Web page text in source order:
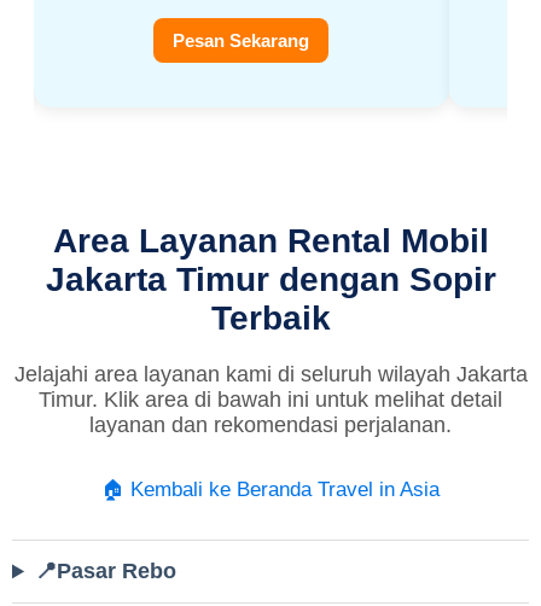
Pesan Sekarang
Area Layanan Rental Mobil
Jakarta Timur dengan Sopir
Terbaik
Jelajahi area layanan kami di seluruh wilayah Jakarta
Timur. Klik area di bawah ini untuk melihat detail
layanan dan rekomendasi perjalanan.
🏠 Kembali ke Beranda Travel in Asia
📍Pasar Rebo